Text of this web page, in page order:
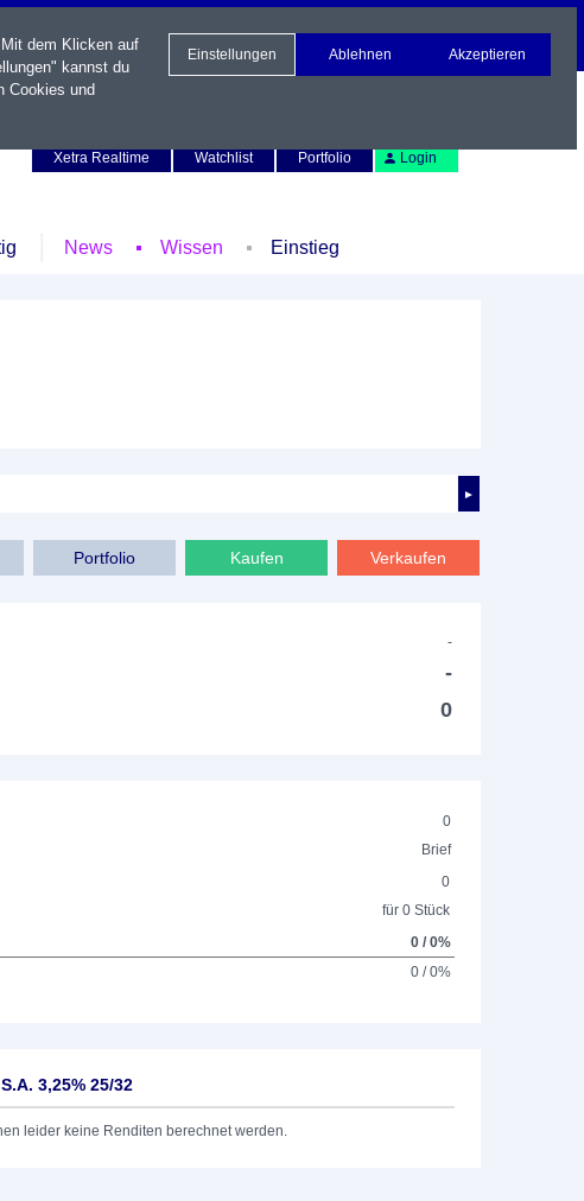
Xetra Realtime
Watchlist Portfolio Login
News Wissen Einstieg
►
Verkaufen
Kaufen
Portfolio
-
-
0
0
Brief
0
für 0 Stück
0 / 0%
0 / 0%
3,25% 25/32
leider keine Renditen berechnet werden.
dem Klicken auf
kannst du
Cookies und
Einstellungen Ablehnen Akzeptieren